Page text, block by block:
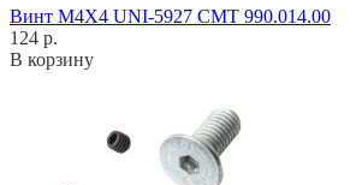
Винт M4X4 UNI-5927 CMT 990.014.00
124 р.
В корзину